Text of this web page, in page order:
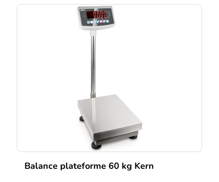
Balance plateforme 60 kg Kern